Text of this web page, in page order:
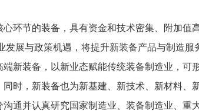
环节的装备， 具有资金和技术密集、 附加值高
展与政策机遇， 将提升新装备产品与制造服
新装备， 以新业态赋能传统装备制造业， 可
同时， 新装备也为新基建、 新技术、 新材料、
沟通并认真研究国家制造业、 装备制造业、 重